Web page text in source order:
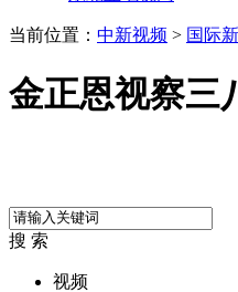
当前位置： 中新视频 > 国际
金正恩视察三
搜 索
视频